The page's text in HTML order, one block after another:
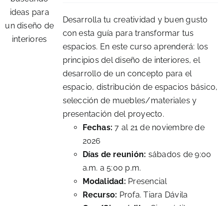
Desarrolla tu creatividad y buen gusto
con esta guía para transformar tus
espacios. En este curso aprenderá: los
principios del diseño de interiores, el
desarrollo de un concepto para el
espacio, distribución de espacios básico,
selección de muebles/materiales y
presentación del proyecto.
Fechas:7 al 21 de noviembre de
2026
Días de reunión: sábados de 9:00
a.m. a 5:00 p.m.
Modalidad: Presencial
Recurso: Profa. Tiara Dávila